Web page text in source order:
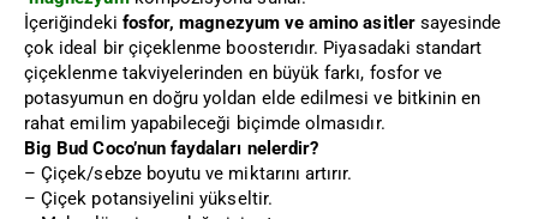
İçeriğindeki fosfor, magnezyum ve amino asitlersayesinde
çok ideal bir çiçeklenme boosterıdır. Piyasadaki standart
çiçeklenme takviyelerinden en büyük farkı, fosfor ve
potasyumun en doğru yoldan elde edilmesi ve bitkinin en
rahat emilim yapabileceği biçimde olmasıdır.
Big Bud Coco’nun faydaları nelerdir?
– Çiçek/sebze boyutu ve miktarını artırır.
– Çiçek potansiyelini yükseltir.